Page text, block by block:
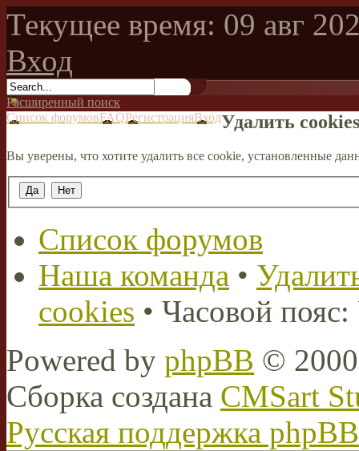
Текущее время: 09 авг
Вход
Расширенный поиск
Список форумовFAQРегистрацияВходУдалить
Вы уверены, что хотите удалить все cookie, установленные
Список форумов
Наша команда •
cookies • Часовой
Powered by phpBB ©
Сборка создана CMSart
Русская поддержка phpBB